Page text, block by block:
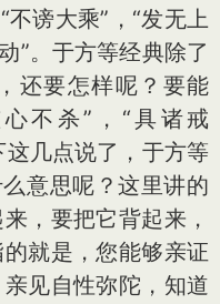
不谤大乘”，“发无上
”。于方等经典除了
还要怎样呢？要能
不杀”，“具诸戒
这几点说了，于方等
意思呢？这里讲的
，要把它背起来，
就是，您能够亲证
见自性弥陀，知道